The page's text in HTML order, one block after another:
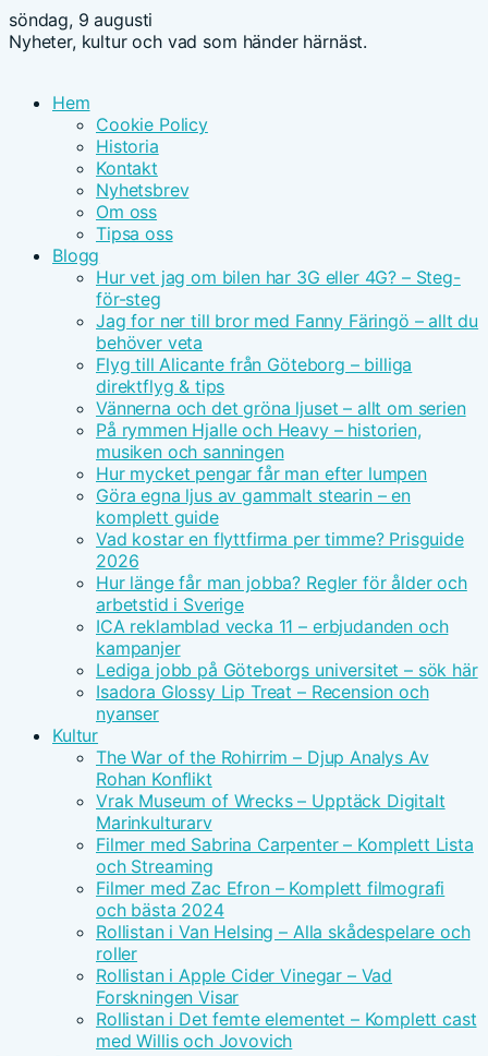
söndag, 9 augusti
Nyheter, kultur och vad som händer härnäst.
Hem
Cookie Policy
Historia
Kontakt
Nyhetsbrev
Om oss
Tipsa oss
Blogg
Hur vet jag om bilen har 3G eller 4G? – Steg-
för-steg
Jag for ner till bror med Fanny Färingö – allt du
behöver veta
Flyg till Alicante från Göteborg – billiga
direktflyg & tips
Vännerna och det gröna ljuset – allt om serien
På rymmen Hjalle och Heavy – historien,
musiken och sanningen
Hur mycket pengar får man efter lumpen
Göra egna ljus av gammalt stearin – en
komplett guide
Vad kostar en flyttfirma per timme? Prisguide
2026
Hur länge får man jobba? Regler för ålder och
arbetstid i Sverige
ICA reklamblad vecka 11 – erbjudanden och
kampanjer
Lediga jobb på Göteborgs universitet – sök här
Isadora Glossy Lip Treat – Recension och
nyanser
Kultur
The War of the Rohirrim – Djup Analys Av
Rohan Konflikt
Vrak Museum of Wrecks – Upptäck Digitalt
Marinkulturarv
Filmer med Sabrina Carpenter – Komplett Lista
och Streaming
Filmer med Zac Efron – Komplett filmografi
och bästa 2024
Rollistan i Van Helsing – Alla skådespelare och
roller
Rollistan i Apple Cider Vinegar – Vad
Forskningen Visar
Rollistan i Det femte elementet – Komplett cast
med Willis och Jovovich